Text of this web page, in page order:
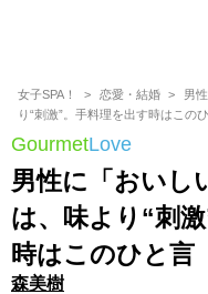
女子SPA！ 恋愛・結婚
男
り“刺激”。手料理を出す時はこの
GourmetLove
男性に「おいし
は、味より“刺
時はこのひと言
森美樹